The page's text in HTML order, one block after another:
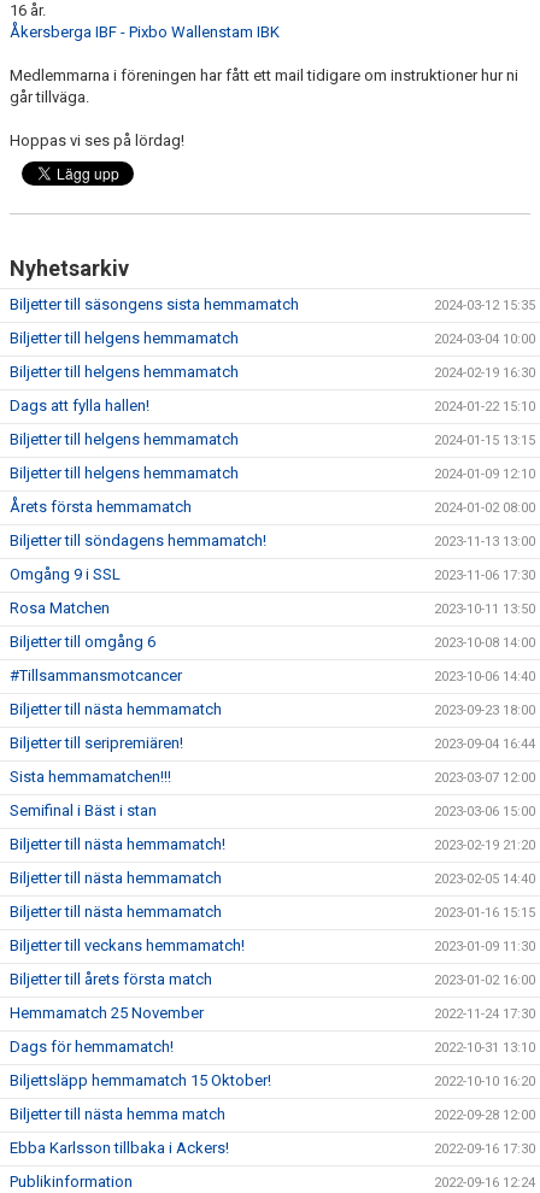
16 år.
Åkersberga IBF - Pixbo Wallenstam IBK
Medlemmarna i föreningen har fått ett mail tidigare om instruktioner hur ni
går tillväga.
Hoppas vi ses på lördag!
Nyhetsarkiv
Biljetter till säsongens sista hemmamatch 2024-03-12 15:35
Biljetter till helgens hemmamatch 2024-03-04 10:00
Biljetter till helgens hemmamatch 2024-02-19 16:30
Dags att fylla hallen! 2024-01-22 15:10
Biljetter till helgens hemmamatch 2024-01-15 13:15
Biljetter till helgens hemmamatch 2024-01-09 12:10
Årets första hemmamatch 2024-01-02 08:00
Biljetter till söndagens hemmamatch! 2023-11-13 13:00
Omgång 9 i SSL 2023-11-06 17:30
Rosa Matchen 2023-10-11 13:50
Biljetter till omgång 6 2023-10-08 14:00
#Tillsammansmotcancer 2023-10-06 14:40
Biljetter till nästa hemmamatch 2023-09-23 18:00
Biljetter till seripremiären! 2023-09-04 16:44
Sista hemmamatchen!!! 2023-03-07 12:00
Semifinal i Bäst i stan 2023-03-06 15:00
Biljetter till nästa hemmamatch! 2023-02-19 21:20
Biljetter till nästa hemmamatch 2023-02-05 14:40
Biljetter till nästa hemmamatch 2023-01-16 15:15
Biljetter till veckans hemmamatch! 2023-01-09 11:30
Biljetter till årets första match 2023-01-02 16:00
Hemmamatch 25 November 2022-11-24 17:30
Dags för hemmamatch! 2022-10-31 13:10
Biljettsläpp hemmamatch 15 Oktober! 2022-10-10 16:20
Biljetter till nästa hemma match 2022-09-28 12:00
Ebba Karlsson tillbaka i Ackers! 2022-09-16 17:30
Publikinformation 2022-09-16 12:24